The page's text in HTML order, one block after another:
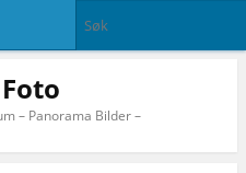
– Panorama Bilder –